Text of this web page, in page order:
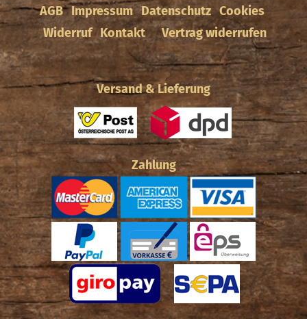
AGB Impressum Datenschutz Cookies
Widerruf Kontakt Vertrag widerrufen
Versand & Lieferung
Zahlung